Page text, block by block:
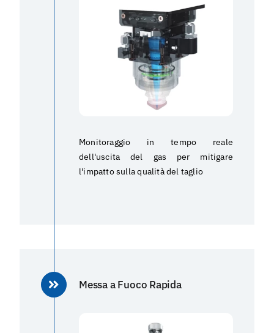
Monitoraggio in tempo reale
dell'uscita del gas per mitigare
l'impatto sulla qualità del taglio
Messa a Fuoco Rapida